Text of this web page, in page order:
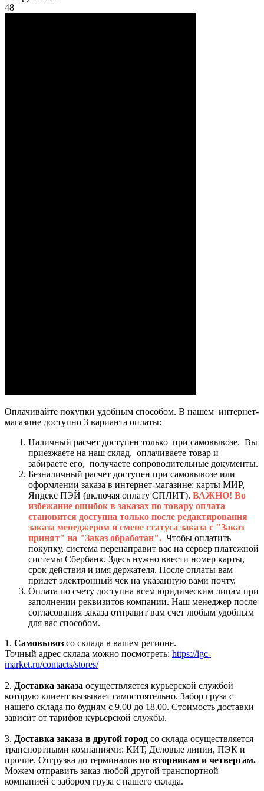
48
Оплачивайте покупки удобным способом. В нашем интернет-
магазине доступно 3 варианта оплаты:
Наличный расчет доступен только при самовывозе. Вы
приезжаете на наш склад, оплачиваете товар и
забираете его, получаете сопроводительные документы.
Безналичный расчет доступен при самовывозе или
оформлении заказа в интернет-магазине: карты МИР,
Яндекс ПЭЙ (включая оплату СПЛИТ). ВАЖНО! Во
избежание ошибок в заказах по товару оплата
становится доступна только после редактирования
заказа менеджером и смене статуса заказа с "Заказ
принят" на "Заказ обработан". Чтобы оплатить
покупку, система перенаправит вас на сервер платежной
системы Сбербанк. Здесь нужно ввести номер карты,
срок действия и имя держателя. После оплаты вам
придет электронный чек на указанную вами почту.
Оплата по счету доступна всем юридическим лицам при
заполнении реквизитов компании. Наш менеджер после
согласования заказа отправит вам счет любым удобным
для вас способом.
1. Самовывоз со склада в вашем регионе.
Точный адрес склада можно посмотреть: https://igc-
market.ru/contacts/stores/
2. Доставка заказа осуществляется курьерской службой
которую клиент вызывает самостоятельно. Забор груза с
нашего склада по будням с 9.00 до 18.00. Стоимость доставки
зависит от тарифов курьерской службы.
3. Доставка заказа в другой город со склада осуществляется
транспортными компаниями: КИТ, Деловые линии, ПЭК и
прочие. Отгрузка до терминалов по вторникам и четвергам.
Можем отправить заказ любой другой транспортной
компанией с забором груза с нашего склада.